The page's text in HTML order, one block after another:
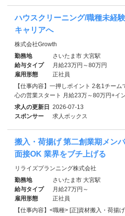
ハウスクリーニング/職種未経
キャリアへ
株式会社Growth
勤務地
さいたま市 大宮駅
給与タイプ
月給23万円～80万円
雇用形態
正社員
【仕事内容】一押しポイント 2名1チー
心の営業スタート 月給23万～80万円+イ
求人の更新日 2026-07-13
スポンサー
求人ボックス
搬入・荷揚げ 第二創業期メン
面接OK 業界をブチ上げる
リライズプランニング株式会社
勤務地
さいたま市 大宮駅
給与タイプ
月給27万円～
雇用形態
正社員
【仕事内容】<職種> [正]資材搬入・荷揚